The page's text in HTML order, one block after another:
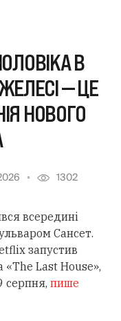
В
— ЦЕ
НОВОГО
1302
всередині
Сансет.
запустив
Last House»,
серпня, пише